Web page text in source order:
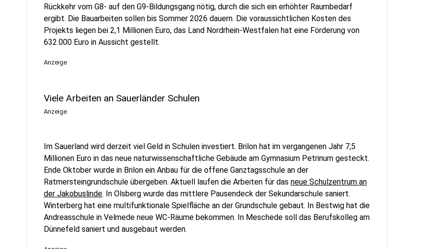
Rückkehr vom G8- auf den G9-Bildungsgang nötig, durch die sich ein erhöhter Raumbedarf
ergibt. Die Bauarbeiten sollen bis Sommer 2026 dauern. Die voraussichtlichen Kosten des
Projekts liegen bei 2,1 Millionen Euro, das Land Nordrhein-Westfalen hat eine Förderung von
632.000 Euro in Aussicht gestellt.
Anzeige
Viele Arbeiten an Sauerländer Schulen
Anzeige
Im Sauerland wird derzeit viel Geld in Schulen investiert. Brilon hat im vergangenen Jahr 7,5
Millionen Euro in das neue naturwissenschaftliche Gebäude am Gymnasium Petrinum gesteckt.
Ende Oktober wurde in Brilon ein Anbau für die offene Ganztagsschule an der
Ratmersteingrundschule übergeben. Aktuell laufen die Arbeiten für das neue Schulzentrum an
der Jakobuslinde. In Olsberg wurde das mittlere Pausendeck der Sekundarschule saniert.
Winterberg hat eine multifunktionale Spielfläche an der Grundschule gebaut. In Bestwig hat die
Andreasschule in Velmede neue WC-Räume bekommen. In Meschede soll das Berufskolleg am
Dünnefeld saniert und ausgebaut werden.